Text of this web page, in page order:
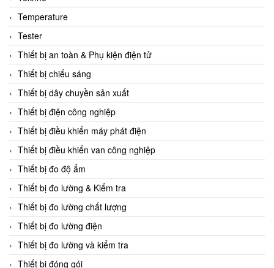
CCS
CD Automation
CEAG Sicherheitst
CEIA Vietnam
Celduc Vietnam
Cemb
Centec GmbH
CEQUBE
CHAUVIN ARNOUX
Checkline
Chino
Chiyoda Seiki
Chiyoda-Tsusho
Chongqing Huaneng
Temperature
Tester
Thiết bị an toàn & Phụ kiện điện tử
Thiết bị chiếu sáng
Thiết bị dây chuyền sản xuất
Thiết bị điện công nghiệp
Thiết bị điều khiển máy phát điện
Thiết bị điều khiển van công nghiệp
Thiết bị đo độ ẩm
Thiết bị đo lường & Kiểm tra
Thiết bị đo lường chất lượng
Thiết bị đo lường điện
Thiết bị đo lường và kiểm tra
Thiết bị đóng gói